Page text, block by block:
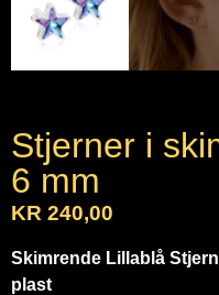
Stjerner i
6 mm
KR 240,00
Skimrende Lillablå
plast